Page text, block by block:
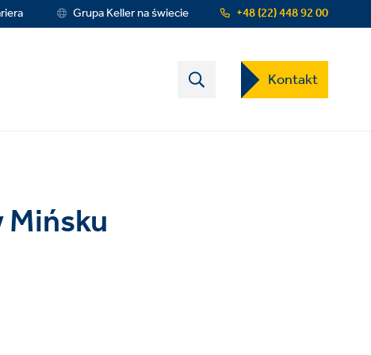
+48 (22) 448 92 00
Grupa Keller na świecie
Contact
US
Dropdown
Kontakt